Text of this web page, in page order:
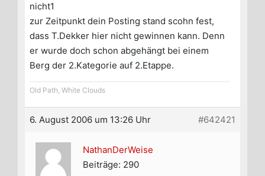
nicht1
zur Zeitpunkt dein Posting stand scohn fest,
dass T.Dekker hier nicht gewinnen kann. Denn
er wurde doch schon abgehängt bei einem
Berg der 2.Kategorie auf 2.Etappe.
Old Path, White Clouds
6. August 2006 um 13:26 Uhr #642421
NathanDerWeise
Beiträge: 290